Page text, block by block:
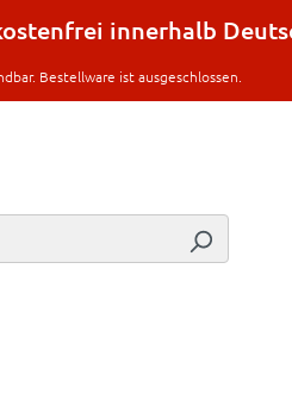
innerhalb
Bestellware ist ausgeschlossen.